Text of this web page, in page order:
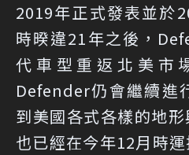
2019年正式發表並於
時暌違21年之後，
代車型重返北美市
Defender仍會繼續進
到美國各式各樣的地
也已經在今年12月時